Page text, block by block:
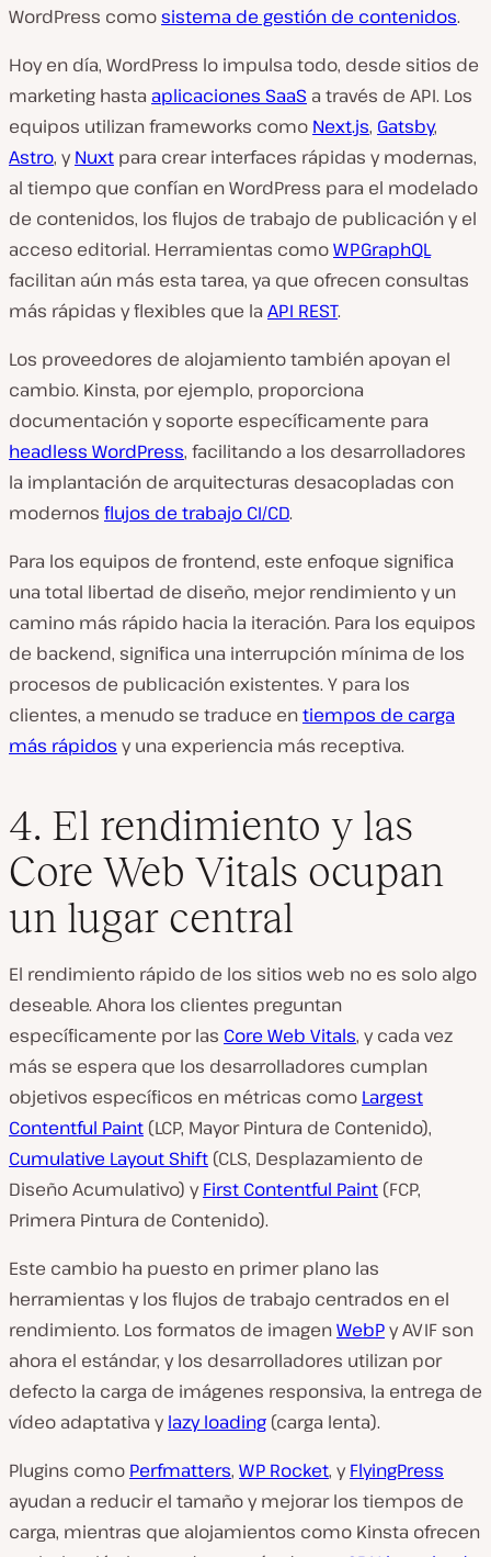
WordPress comosistema de gestión de contenidos.
Hoy en día, WordPress lo impulsa todo, desde sitios de
marketing hasta aplicaciones SaaS a través de API. Los
equipos utilizan frameworks como Next.js, Gatsby,
Astro, yNuxt para crear interfaces rápidas y modernas,
al tiempo que confían en WordPress para el modelado
de contenidos, los flujos de trabajo de publicación y el
acceso editorial. Herramientas comoWPGraphQL
facilitan aún más esta tarea, ya que ofrecen consultas
más rápidas y flexibles que la API REST.
Los proveedores de alojamiento también apoyan el
cambio. Kinsta, por ejemplo, proporciona
documentación y soporte específicamente para
headless WordPress, facilitando a los desarrolladores
la implantación de arquitecturas desacopladas con
modernos flujos de trabajo CI/CD.
Para los equipos de frontend, este enfoque significa
una total libertad de diseño, mejor rendimiento y un
camino más rápido hacia la iteración. Para los equipos
de backend, significa una interrupción mínima de los
procesos de publicación existentes. Y para los
clientes, a menudo se traduce entiempos de carga
más rápidos y una experiencia más receptiva.
4. El rendimiento y las
Core Web Vitals ocupan
un lugar central
El rendimiento rápido de los sitios web no es solo algo
deseable. Ahora los clientes preguntan
específicamente por las Core Web Vitals, y cada vez
más se espera que los desarrolladores cumplan
objetivos específicos en métricas como Largest
Contentful Paint (LCP, Mayor Pintura de Contenido),
Cumulative Layout Shift (CLS, Desplazamiento de
Diseño Acumulativo) yFirst Contentful Paint (FCP,
Primera Pintura de Contenido).
Este cambio ha puesto en primer plano las
herramientas y los flujos de trabajo centrados en el
rendimiento. Los formatos de imagenWebPy AVIF son
ahora el estándar, y los desarrolladores utilizan por
defecto la carga de imágenes responsiva, la entrega de
vídeo adaptativa ylazy loading (carga lenta).
Plugins como Perfmatters, WP Rocket, yFlyingPress
ayudan a reducir el tamaño y mejorar los tiempos de
carga, mientras que alojamientos como Kinsta ofrecen